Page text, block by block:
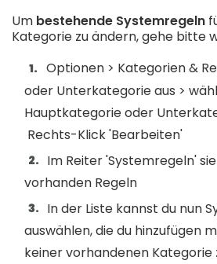
Um bestehende Systemregeln
Kategorie zu ändern, gehe bitte
Optionen > Kategorien &
oder Unterkategorie aus >
Hauptkategorie oder
Rechts-Klick 'Bearbeiten'
Im Reiter 'Systemregeln'
vorhanden Regeln
In der Liste kannst du nun
auswählen, die du hinzufügen
keiner vorhandenen Kategorie